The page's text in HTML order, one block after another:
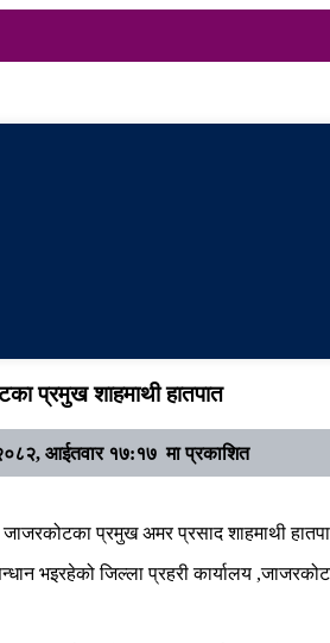
प्रमुख शाहमाथी हातपात
आईतवार १७:१७ मा प्रकाशित
प्रमुख अमर प्रसाद शाहमाथी
भइरहेको जिल्ला प्रहरी कार्यालय